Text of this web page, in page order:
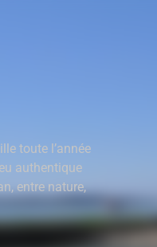
toute l’année
authentique
entre nature,